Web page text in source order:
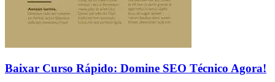
Baixar Curso Rápido: Domine SEO Técnico Agora!